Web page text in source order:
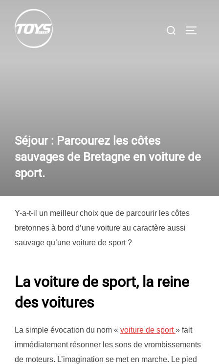
contenu
Rechercher :
Séjour : Parcourez les côtes
sauvages de Bretagne en voiture de
sport.
Y-a-t-il un meilleur choix que de parcourir les côtes
bretonnes à bord d’une voiture au caractère aussi
sauvage qu’une voiture de sport ?
La voiture de sport, la reine
des voitures
La simple évocation du nom « voiture de sport» fait
immédiatement résonner les sons de vrombissements
de moteurs. L’imagination se met en marche. Le pied